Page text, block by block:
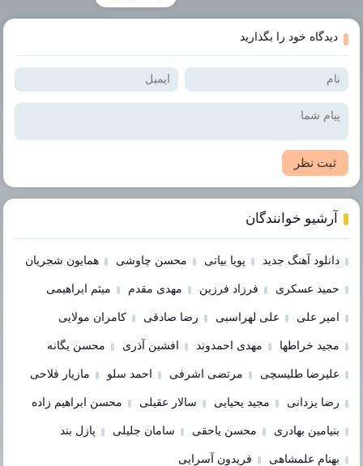
دیدگاه خود را بگذارید
ثبت نظر
آرشیو خوانندگان
دانلود آهنگ جدید پویا بیاتی محسن چاوشی همایون شجریان
حمید عسکری فرزاد فرزین مهدی مقدم میثم ابراهیمی
امیر علی علی لهراسبی رضا صادقی کامران مولایی
مجید خراطها مهدی احمدوند افشین آذری محسن یگانه
علیرضا طلیسچی مرتضی اشرفی احمد سلو مازیار فلاحی
رضا یزدانی مجید یحیایی سالار عقیلی محسن ابراهیم زاده
بنیامین بهادری محسن یاحقی سامان جلیلی پازل بند
بهنام علمشاهی فریدون آسرایی